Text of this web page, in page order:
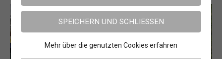
SPEICHERN UND SCHLIESSEN
Mehr über die genutzten Cookies erfahren